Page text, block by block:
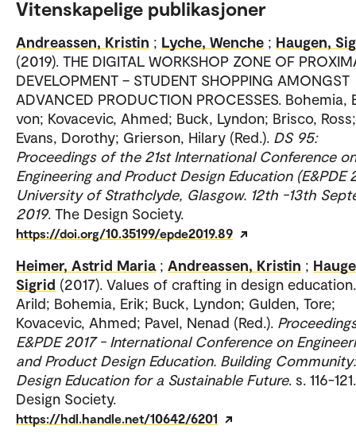
Vitenskapelige publikasjoner
Andreassen, Kristin ; Lyche, Wenche ; Haugen,
(2019). THE DIGITAL WORKSHOP ZONE OF
DEVELOPMENT – STUDENT SHOPPING AMONGST
ADVANCED PRODUCTION PROCESSES. Bohemia,
von; Kovacevic, Ahmed; Buck, Lyndon; Brisco, Ross;
Evans, Dorothy; Grierson, Hilary (Red.). DS 95:
Proceedings of the 21st International Conference on
Engineering and Product Design Education (E&PDE
University of Strathclyde, Glasgow. 12th -13th
2019. The Design Society.
https://doi.org/10.35199/epde2019.89
Heimer, Astrid Maria ; Andreassen, Kristin ;
Sigrid (2017). Values of crafting in design
Arild; Bohemia, Erik; Buck, Lyndon; Gulden, Tore;
Kovacevic, Ahmed; Pavel, Nenad (Red.).
E&PDE 2017 - International Conference on
and Product Design Education. Building Community:
Design Education for a Sustainable Future. s. 116-
Design Society.
https://hdl.handle.net/10642/6201